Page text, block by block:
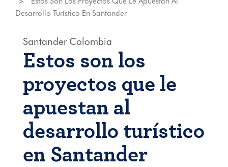
Desarrollo Turístico En Santander
Santander Colombia
Estos son los
proyectos que le
apuestan al
desarrollo turístico
en Santander